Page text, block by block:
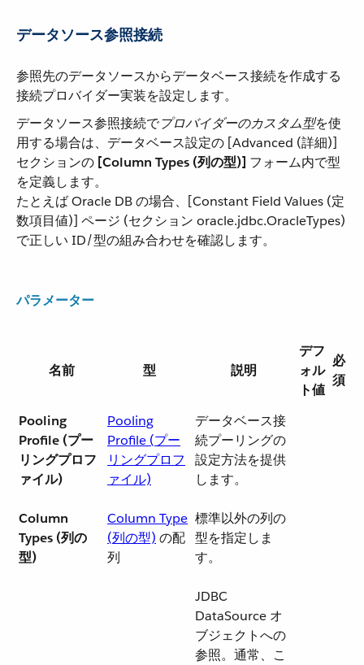
データソース参照接続
参照先のデータソースからデータベース接続を作成する
接続プロバイダー実装を設定します。
データソース参照接続で​プロバイダーのカスタム型​を使
用する場合は、データベース設定の [Advanced (詳細)]
セクションの ​ [Column Types (列の型)] ​ フォーム内で型
を定義します。
たとえば Oracle DB の場合、[Constant Field Values (定
数項目値)] ページ (セクション oracle.jdbc.OracleTypes)
で正しい ID/型の組み合わせを確認します。
パラメーター
名前 型 説明
デフ
ォル
ト値
必
須
Pooling
Profile (プー
リングプロフ
ァイル)
Pooling
Profile (プー
リングプロフ
ァイル)
データベース接
続プーリングの
設定方法を提供
します。
Column
Types (列の
型)
Column Type
(列の型) ​ の配
列
標準以外の列の
型を指定しま
す。
JDBC
DataSource オ
ブジェクトへの
参照。通常、こ